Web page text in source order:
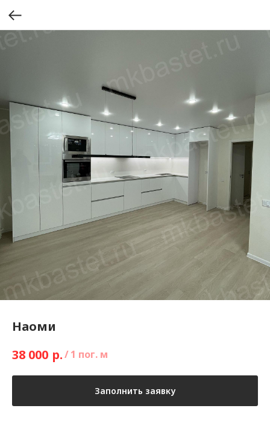
Наоми
38 000 р./1 пог. м
Заполнить заявку